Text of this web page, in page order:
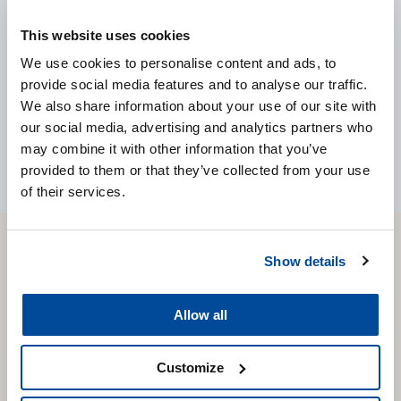
This website uses cookies
We use cookies to personalise content and ads, to
provide social media features and to analyse our traffic.
We also share information about your use of our site with
our social media, advertising and analytics partners who
may combine it with other information that you’ve
provided to them or that they’ve collected from your use
of their services.
Show details
Allow all
Customize
WORLD